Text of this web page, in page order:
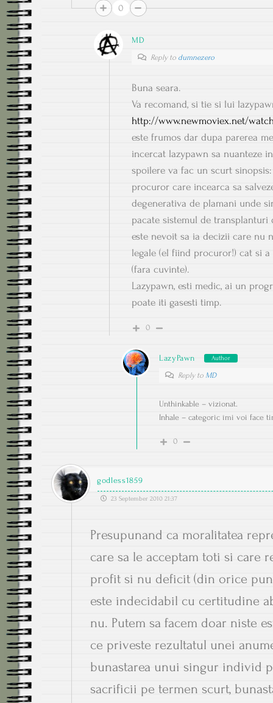
0
MD
Reply to dumnezero
Buna seara.
Va recomand, si tie si lui
http://www.newmoviex.net/
este frumos dar dupa parerea
incercat lazypawn sa nuanteze
spoilere va fac un scurt
procuror care incearca sa
degenerativa de plamani unde
pacate sistemul de
este nevoit sa ia decizii care nu
legale (el fiind procuror!) cat si
(fara cuvinte).
Lazypawn, esti medic, ai un
poate iti gasesti timp.
0
LazyPawn Author
Reply to MD
Unthinkable – vizionat.
Inhale – categoric îmi voi face
0
godless1859
23 September 2010 21:37
Presupunand ca moralitatea
care sa le acceptam toti si care
profit si nu deficit (din orice
este indecidabil cu certitudine
nu. Putem sa facem doar niste
ce priveste rezultatul unei
bunastarea unui singur individ
sacrificii pe termen scurt,